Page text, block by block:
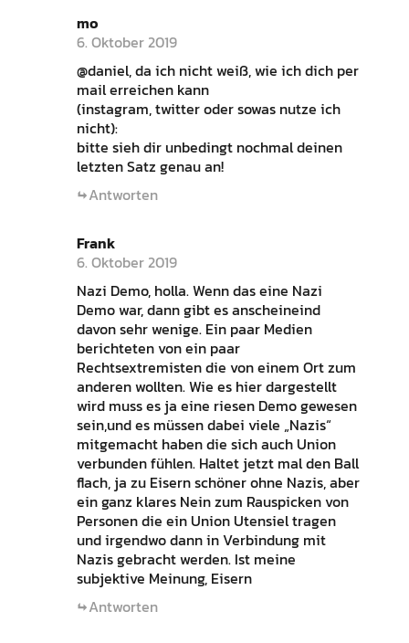
mo
6. Oktober 2019
@daniel, da ich nicht weiß, wie ich dich per
mail erreichen kann
(instagram, twitter oder sowas nutze ich
nicht):
bitte sieh dir unbedingt nochmal deinen
letzten Satz genau an!
Antworten
Frank
6. Oktober 2019
Nazi Demo, holla. Wenn das eine Nazi
Demo war, dann gibt es anscheineind
davon sehr wenige. Ein paar Medien
berichteten von ein paar
Rechtsextremisten die von einem Ort zum
anderen wollten. Wie es hier dargestellt
wird muss es ja eine riesen Demo gewesen
sein,und es müssen dabei viele „Nazis“
mitgemacht haben die sich auch Union
verbunden fühlen. Haltet jetzt mal den Ball
flach, ja zu Eisern schöner ohne Nazis, aber
ein ganz klares Nein zum Rauspicken von
Personen die ein Union Utensiel tragen
und irgendwo dann in Verbindung mit
Nazis gebracht werden. Ist meine
subjektive Meinung, Eisern
Antworten